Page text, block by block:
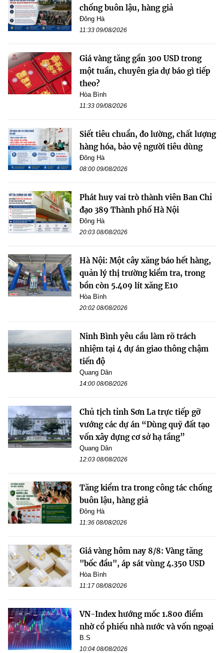
chống buôn lậu, hàng giả
Đông Hà
11:33 09/08/2026
Giá vàng tăng gần 300 USD trong
một tuần, chuyên gia dự báo gì tiếp
theo?
Hòa Bình
11:33 09/08/2026
Siết tiêu chuẩn, đo lường, chất lượng
hàng hóa, bảo vệ người tiêu dùng
Đông Hà
08:00 09/08/2026
Phát huy vai trò thành viên Ban Chỉ
đạo 389 Thành phố Hà Nội
Đông Hà
20:03 08/08/2026
Hà Nội: Một cây xăng báo hết hàng,
quản lý thị trường kiểm tra, trong
bồn còn 5.409 lít xăng E10
Hòa Bình
20:02 08/08/2026
Ninh Bình yêu cầu làm rõ trách
nhiệm tại 4 dự án giao thông chậm
tiến độ
Quang Dân
14:00 08/08/2026
Chủ tịch tỉnh Sơn La trực tiếp gỡ
vướng các dự án “Dùng quỹ đất tạo
vốn xây dựng cơ sở hạ tầng”
Quang Dân
12:03 08/08/2026
Tăng kiểm tra trong công tác chống
buôn lậu, hàng giả
Đông Hà
11:36 08/08/2026
Giá vàng hôm nay 8/8: Vàng tăng
"bốc đầu", áp sát vùng 4.350 USD
Hòa Bình
11:17 08/08/2026
VN-Index hướng mốc 1.800 điểm
nhờ cổ phiếu nhà nước và vốn ngoại
B.S
10:04 08/08/2026